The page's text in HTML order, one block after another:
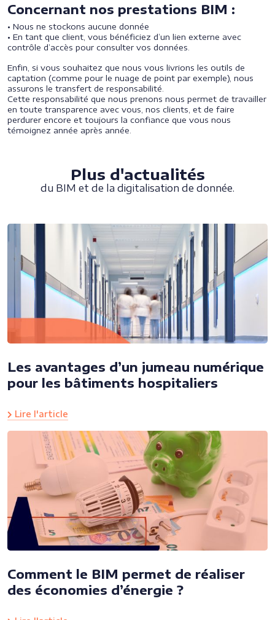
Concernant nos prestations BIM :
• Nous ne stockons aucune donnée
• En tant que client, vous bénéficiez d’un lien externe avec
contrôle d’accès pour consulter vos données.
Enfin, si vous souhaitez que nous vous livrions les outils de
captation (comme pour le nuage de point par exemple), nous
assurons le transfert de responsabilité.
Cette responsabilité que nous prenons nous permet de travailler
en toute transparence avec vous, nos clients, et de faire
perdurer encore et toujours la confiance que vous nous
témoignez année après année.
Plus d'actualités
du BIM et de la digitalisation de donnée.
Les avantages d’un jumeau numérique
pour les bâtiments hospitaliers
Lire l'article
Comment le BIM permet de réaliser
des économies d’énergie ?